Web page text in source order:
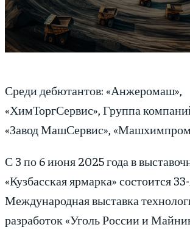
Среди дебютантов: «Анжеромаш»,
«ХимТоргСервис», Группа
«Завод МашСервис»,
С 3 по 6 июня 2025 года в
«Кузбасская ярмарка» состоится
Международная выставка
разработок «Уголь России и